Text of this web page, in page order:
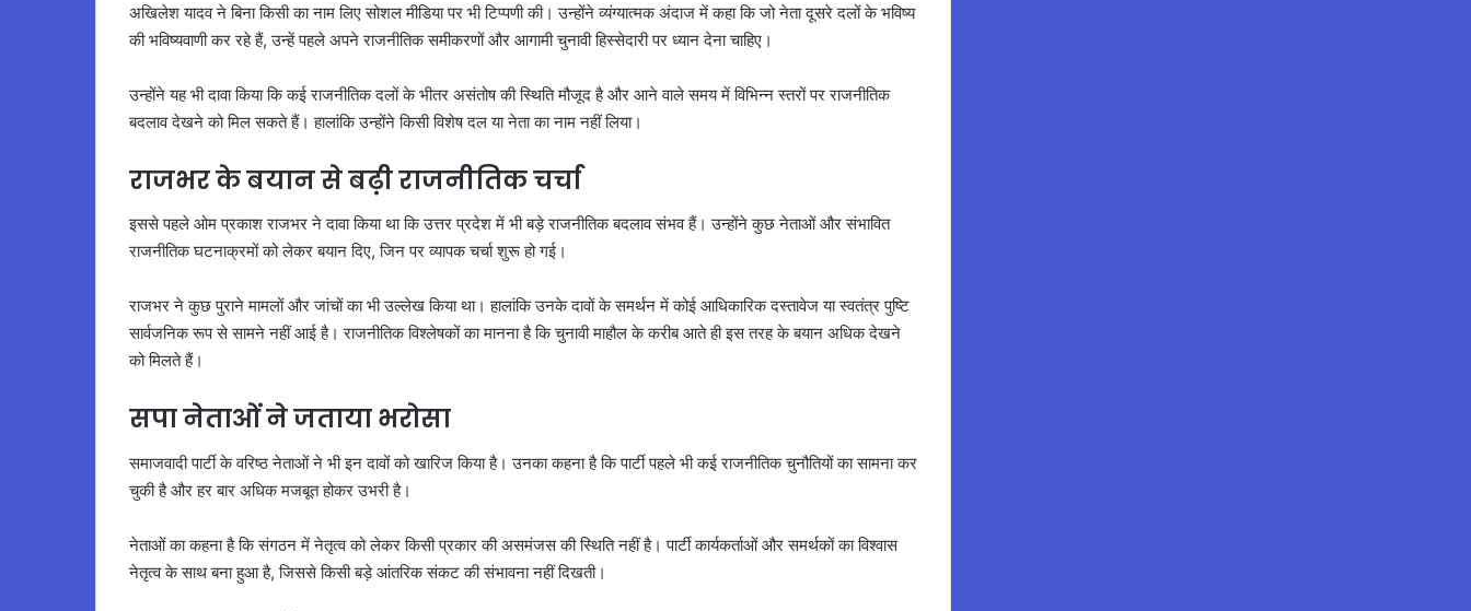
अखिलेश यादव ने बिना किसी का नाम लिए सोशल मीडिया पर भी टिप्पणी की। उन्होंने व्यंग्यात्मक अंदाज में कहा कि जो नेता दूसरे दलों के भविष्य
की भविष्यवाणी कर रहे हैं, उन्हें पहले अपने राजनीतिक समीकरणों और आगामी चुनावी हिस्सेदारी पर ध्यान देना चाहिए।
उन्होंने यह भी दावा किया कि कई राजनीतिक दलों के भीतर असंतोष की स्थिति मौजूद है और आने वाले समय में विभिन्न स्तरों पर राजनीतिक
बदलाव देखने को मिल सकते हैं। हालांकि उन्होंने किसी विशेष दल या नेता का नाम नहीं लिया।
राजभर के बयान से बढ़ी राजनीतिक चर्चा
इससे पहले ओम प्रकाश राजभर ने दावा किया था कि उत्तर प्रदेश में भी बड़े राजनीतिक बदलाव संभव हैं। उन्होंने कुछ नेताओं और संभावित
राजनीतिक घटनाक्रमों को लेकर बयान दिए, जिन पर व्यापक चर्चा शुरू हो गई।
राजभर ने कुछ पुराने मामलों और जांचों का भी उल्लेख किया था। हालांकि उनके दावों के समर्थन में कोई आधिकारिक दस्तावेज या स्वतंत्र पुष्टि
सार्वजनिक रूप से सामने नहीं आई है। राजनीतिक विश्लेषकों का मानना है कि चुनावी माहौल के करीब आते ही इस तरह के बयान अधिक देखने
को मिलते हैं।
सपा नेताओं ने जताया भरोसा
समाजवादी पार्टी के वरिष्ठ नेताओं ने भी इन दावों को खारिज किया है। उनका कहना है कि पार्टी पहले भी कई राजनीतिक चुनौतियों का सामना कर
चुकी है और हर बार अधिक मजबूत होकर उभरी है।
नेताओं का कहना है कि संगठन में नेतृत्व को लेकर किसी प्रकार की असमंजस की स्थिति नहीं है। पार्टी कार्यकर्ताओं और समर्थकों का विश्वास
नेतृत्व के साथ बना हुआ है, जिससे किसी बड़े आंतरिक संकट की संभावना नहीं दिखती।